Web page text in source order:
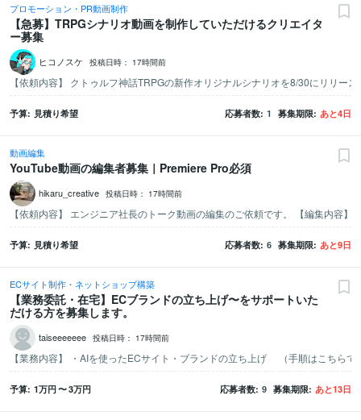
プロモーション・PR動画制作
【急募】TRPGシナリオ動画を制作していただけるクリエイタ
ー募集
ヒコノスケ 投稿日時： 17時間前
予算 見積り希望 応募者数 1 募集期限 あと4日
動画編集
YouTube動画の編集者募集｜Premiere Pro必須
hikaru_creative 投稿日時： 17時間前
予算 見積り希望 応募者数 6 募集期限 あと9日
ECサイト制作・ネットショップ構築
【業務委託・在宅】ECブランドの立ち上げ〜をサポートいた
だける方を募集します。
【業務内容】 ・AIを使ったECサイト・ブランドの立ち上げ （手順
taiseeeeeee 投稿日時： 17時間前
予算 1万円〜3万円 応募者数 9 募集期限 あと13日